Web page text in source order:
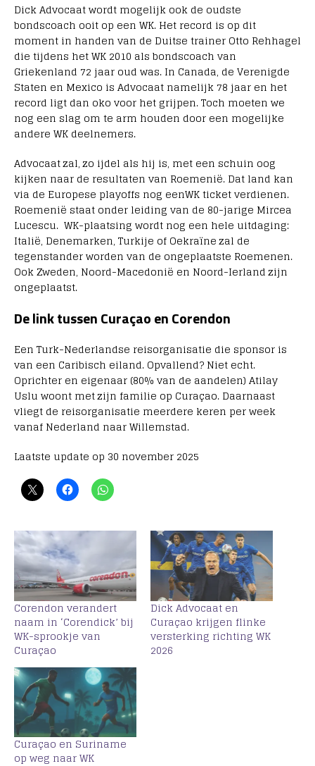
Dick Advocaat wordt mogelijk ook de oudste
bondscoach ooit op een WK. Het record is op dit
moment in handen van de Duitse trainer Otto Rehhagel
die tijdens het WK 2010 als bondscoach van
Griekenland 72 jaar oud was. In Canada, de Verenigde
Staten en Mexico is Advocaat namelijk 78 jaar en het
record ligt dan oko voor het grijpen. Toch moeten we
nog een slag om te arm houden door een mogelijke
andere WK deelnemers.
Advocaat zal, zo ijdel als hij is, met een schuin oog
kijken naar de resultaten van Roemenië. Dat land kan
via de Europese playoffs nog eenWK ticket verdienen.
Roemenië staat onder leiding van de 80-jarige Mircea
Lucescu. WK-plaatsing wordt nog een hele uitdaging:
Italië, Denemarken, Turkije of Oekraïne zal de
tegenstander worden van de ongeplaatste Roemenen.
Ook Zweden, Noord-Macedonië en Noord-Ierland zijn
ongeplaatst.
De link tussen Curaçao en Corendon
Een Turk-Nederlandse reisorganisatie die sponsor is
van een Caribisch eiland. Opvallend? Niet echt.
Oprichter en eigenaar (80% van de aandelen) Atilay
Uslu woont met zijn familie op Curaçao. Daarnaast
vliegt de reisorganisatie meerdere keren per week
vanaf Nederland naar Willemstad.
Laatste update op 30 november 2025
Corendon verandert
naam in ‘Corendick’ bij
WK-sprookje van
Curaçao
Dick Advocaat en
Curaçao krijgen flinke
versterking richting WK
2026
Curaçao en Suriname
op weg naar WK